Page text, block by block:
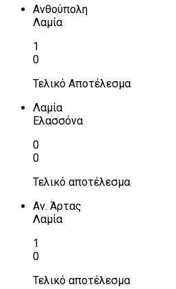
Ανθούπολη
Λαμία
1
0
Τελικό Αποτέλεσμα
Λαμία
Ελασσόνα
0
0
Τελικό αποτέλεσμα
Αν. Άρτας
Λαμία
1
0
Τελικό αποτέλεσμα